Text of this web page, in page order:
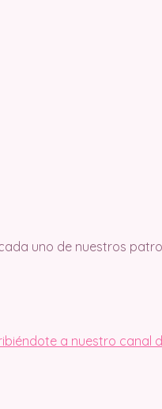
uno de nuestros
a nuestro canal